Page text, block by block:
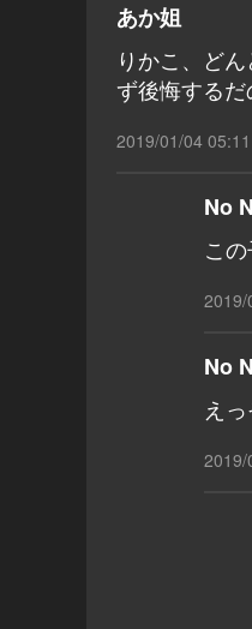
あか姐
りかこ、ど
ず後悔するだ
2019/01/04 05:11
No
こ
2019/
No
え
2019/